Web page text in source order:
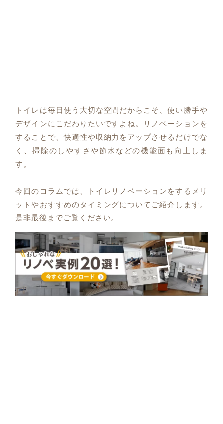
トイレは毎日使う大切な空間だからこそ、使い勝手や
デザインにこだわりたいですよね。リノベーションを
することで、快適性や収納力をアップさせるだけでな
く、掃除のしやすさや節水などの機能面も向上しま
す。
今回のコラムでは、トイレリノベーションをするメリ
ットやおすすめのタイミングについてご紹介します。
是非最後までご覧ください。